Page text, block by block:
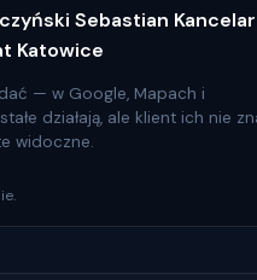
Sebastian
Katowice
— w Google, Mapach i
działają, ale klient ich nie
widoczne.